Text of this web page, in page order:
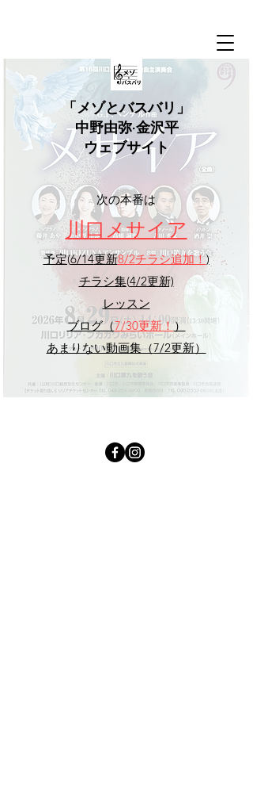
​「メゾとバスバリ」
中野由弥·金沢平
ウェブサイト
​次の本番は
​川口メサイア
予定(6/14更新8/2チラシ追加！)
チラシ集(4/2更新)
レッスン
ブログ（7/30更新！）
あまりない動画集（7/2更新）